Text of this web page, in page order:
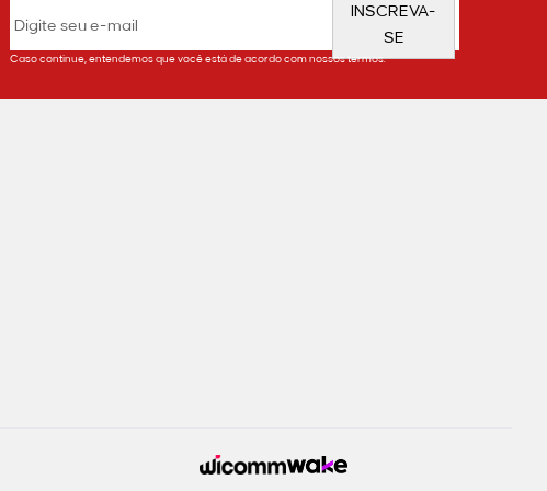
INSCREVA-
SE
Caso continue, entendemos que você está de acordo com nossos termos.